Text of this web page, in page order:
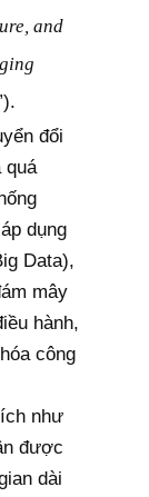
and
đổi
quá
dụng
Data),
mây
hành,
công
như
được
dài